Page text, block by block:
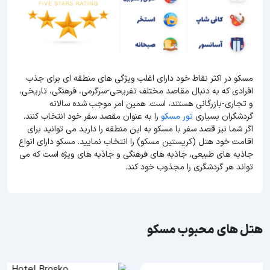
مسکو در اکثر نقاط خود دارای اغلب ویژگی های منطقه ای برای جذب
افرادی که به دنبال مقاصد مختلف تفریحی-سرگرمی، فرهنگی، تاریخی،
و تجاری-بازرگانی هستند، است. همین امر موجب شده سالانه
گردشگران بسیاریتور مسکو را به عنوان مقصد سفر خود انتخاب کنند.
اگر شما نیز قصد سفر با مسکو به این منطقه را دارید می توانید برای
اقامت خود هتل (کریستین مسکو) را انتخاب نمایید. مسکو دارای انواع
جاذبه های طبیعی، جاذبه های فرهنگی و جاذبه های ویژه است که می
تواند هر گردشگری را مجذوب خود کند.
هتل های محبوب مسکو